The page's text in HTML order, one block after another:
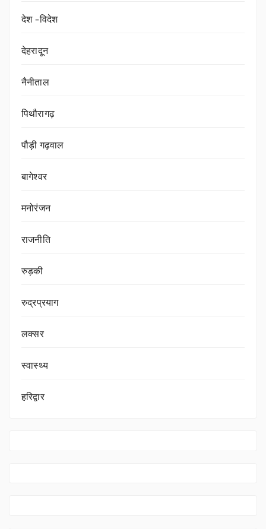
देश -विदेश
देहरादून
नैनीताल
पिथौरागढ़
पौड़ी गढ़वाल
बागेश्वर
मनोरंजन
राजनीति
रुड़की
रुद्रप्रयाग
लक्सर
स्वास्थ्य
हरिद्वार